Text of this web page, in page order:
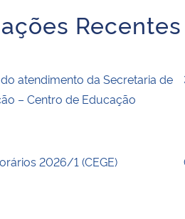
Recentes
atendimento da Secretaria de
– Centro de Educação
2026/1 (CEGE)